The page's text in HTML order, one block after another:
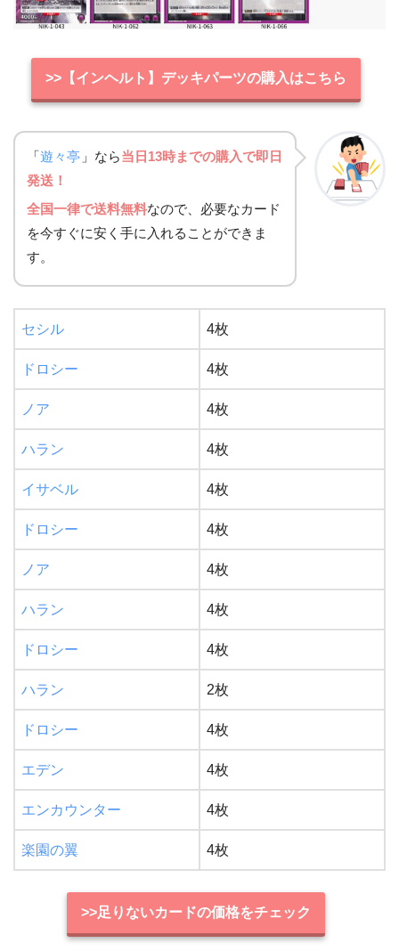
>>【インヘルト】デッキパーツの購入はこちら
「遊々亭 」なら当日13時までの購入で即日
発送！
全国一律で送料無料なので、必要なカード
を今すぐに安く手に入れることができま
す。
セシル 4枚
ドロシー 4枚
ノア 4枚
ハラン 4枚
イサベル 4枚
ドロシー 4枚
ノア 4枚
ハラン 4枚
ドロシー 4枚
ハラン 2枚
ドロシー 4枚
エデン 4枚
エンカウンター 4枚
楽園の翼 4枚
>>足りないカードの価格をチェック